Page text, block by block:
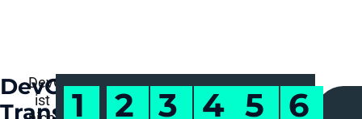
DevOps
Transformation
DevOps
ist
1 2 3 4 5 6